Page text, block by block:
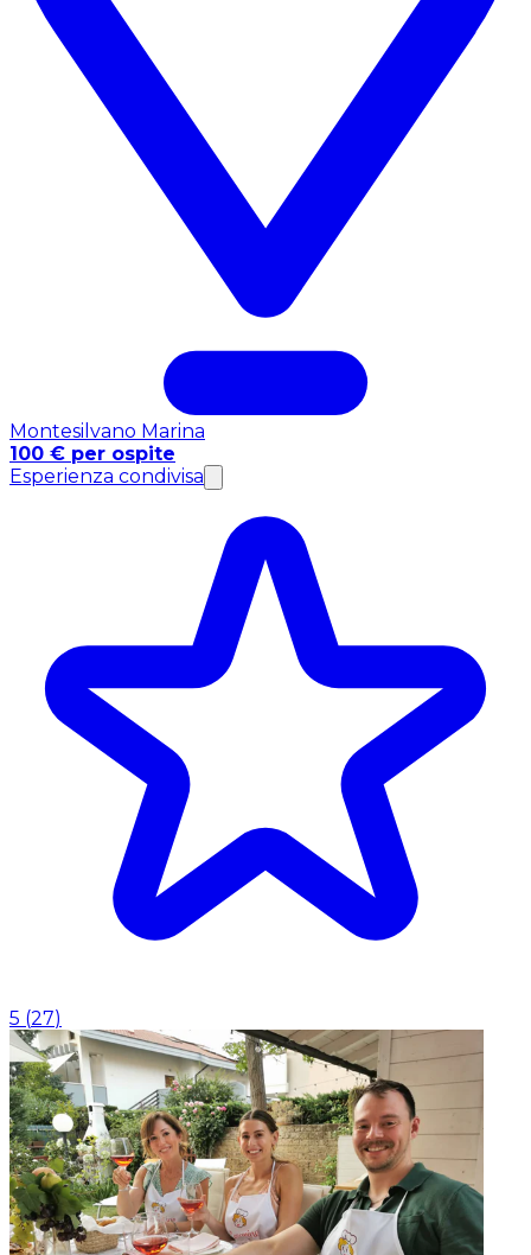
Montesilvano Marina
100 € per ospite
Esperienza condivisa
5 (27)